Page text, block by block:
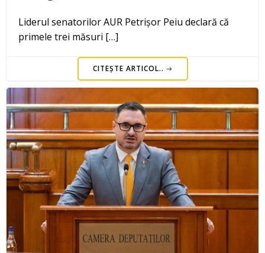
Liderul senatorilor AUR Petrișor Peiu declară că
primele trei măsuri […]
CITEȘTE ARTICOL..